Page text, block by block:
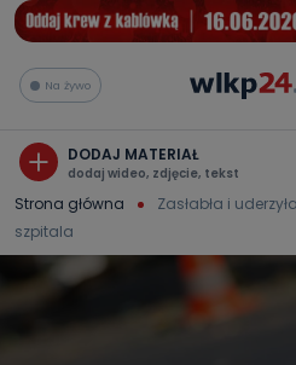
Na żywo
DODAJ MATERIAŁ
dodaj wideo, zdjęcie, tekst
Strona główna
Zasłabła i
szpitala